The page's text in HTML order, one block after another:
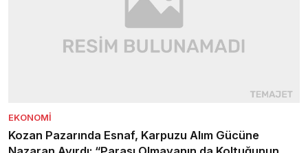
EKONOMI
Kozan Pazarında Esnaf, Karpuzu Alım Gücüne